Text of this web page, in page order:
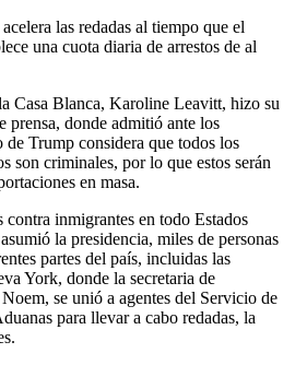
las redadas al tiempo que el
una cuota diaria de arrestos de al
Casa Blanca, Karoline Leavitt, hizo su
prensa, donde admitió ante los
Trump considera que todos los
son criminales, por lo que estos serán
en masa.
contra inmigrantes en todo Estados
la presidencia, miles de personas
partes del país, incluidas las
York, donde la secretaria de
se unió a agentes del Servicio de
para llevar a cabo redadas, la